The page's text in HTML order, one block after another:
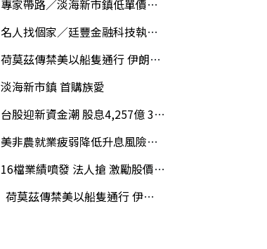
專家帶路／淡海新市鎮低單價低總價 減輕購屋壓力
名人找個家／廷豐金融科技執行副總黃勇諴 緊盯兩訊號
荷莫茲傳禁美以船隻通行 伊朗嗆聲攻擊「敵意目標」
淡海新市鎮 首購族愛
台股迎新資金潮 股息4,257億 341檔月底前派發
美非農就業疲弱降低升息風險 歐股收紅
16檔業績噴發 法人搶 激勵股價強勢攀升
荷莫茲傳禁美以船隻通行 伊朗嗆聲攻擊「敵意目標」